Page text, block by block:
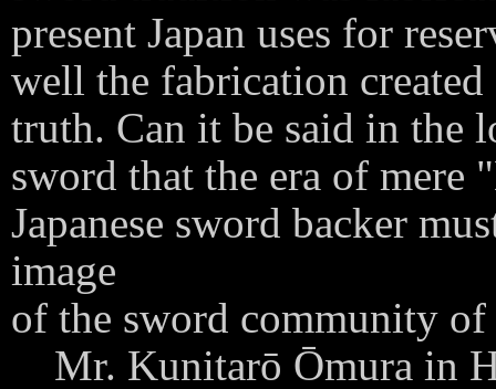
present Japan uses for
well the fabrication
truth. Can it be said in the
sword that the era of mere
Japanese sword backer
image
of the sword community of
Mr. Kunitarō Ōmura in